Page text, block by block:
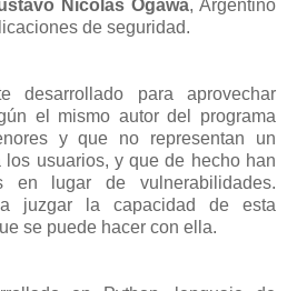
Nicolás Ogawa, Argentino
de seguridad.
desarrollado para aprovechar
el mismo autor del programa
y que no representan un
usuarios, y que de hecho han
en lugar de vulnerabilidades.
juzgar la capacidad de esta
se puede hacer con ella.